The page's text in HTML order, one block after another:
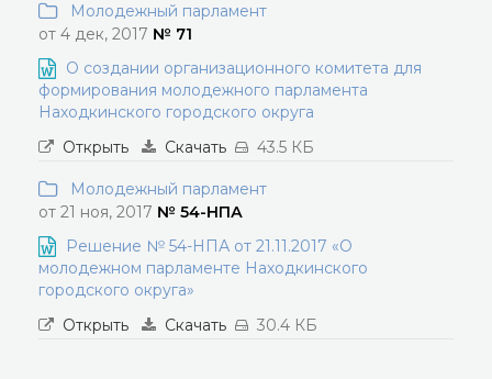
Молодежный парламент
от 4 дек, 2017 № 71
О создании организационного комитета для
формирования молодежного парламента
Находкинского городского округа
Открыть
Скачать 43.5 КБ
Молодежный парламент
от 21 ноя, 2017 № 54-НПА
Решение № 54-НПА от 21.11.2017 «О
молодежном парламенте Находкинского
городского округа»
Открыть
Скачать 30.4 КБ